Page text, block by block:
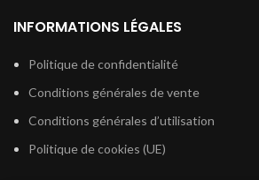
INFORMATIONS LÉGALES
Politique de confidentialité
Conditions générales de vente
Conditions générales d’utilisation
Politique de cookies (UE)